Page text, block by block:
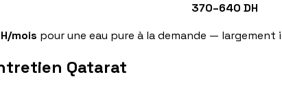
370–640 DH
mois pour une eau pure à la demande —
Qatarat